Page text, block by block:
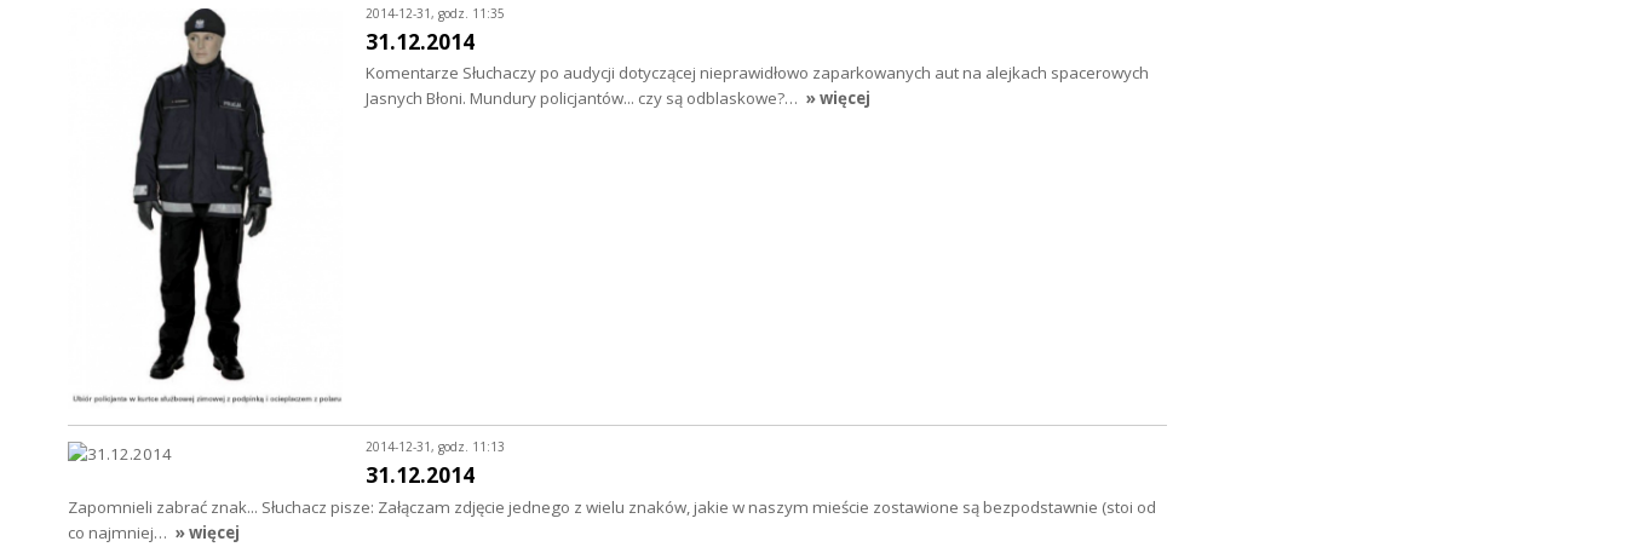
2014-12-31, godz. 11:35
31.12.2014
Komentarze Słuchaczy po audycji dotyczącej nieprawidłowo zaparkowanych aut na alejkach spacerowych
Jasnych Błoni. Mundury policjantów... czy są odblaskowe?… » więcej
2014-12-31, godz. 11:13
31.12.2014
Zapomnieli zabrać znak... Słuchacz pisze: Załączam zdjęcie jednego z wielu znaków, jakie w naszym mieście zostawione są bezpodstawnie (stoi od
co najmniej… » więcej